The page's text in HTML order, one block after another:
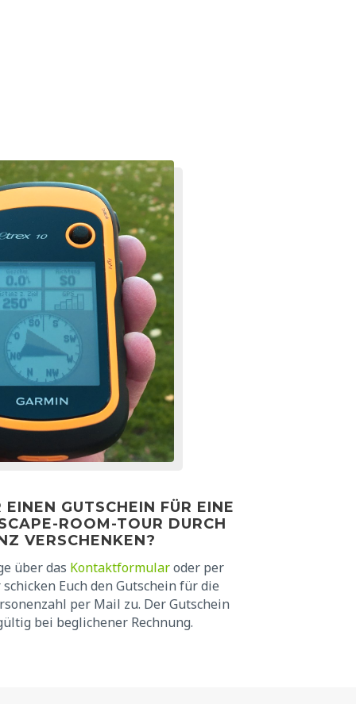
GUTSCHEIN FÜR EINE
ROOM-TOUR DURCH
VERSCHENKEN?
über das Kontaktformularoder per
Euch den Gutschein für die
per Mail zu. Der Gutschein
bei beglichener Rechnung.